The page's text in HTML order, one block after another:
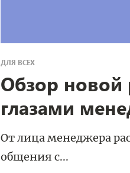
ДЛЯ ВСЕХ
Обзор новой
глазами
От лица менеджера
общения с...